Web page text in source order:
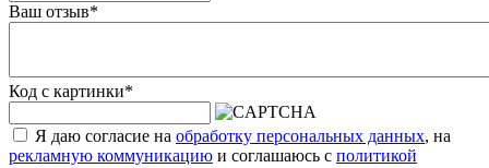
Ваш отзыв*
Код с картинки*
Я даю согласие на обработку персональных данных, на
рекламную коммуникацию и соглашаюсь с политикой